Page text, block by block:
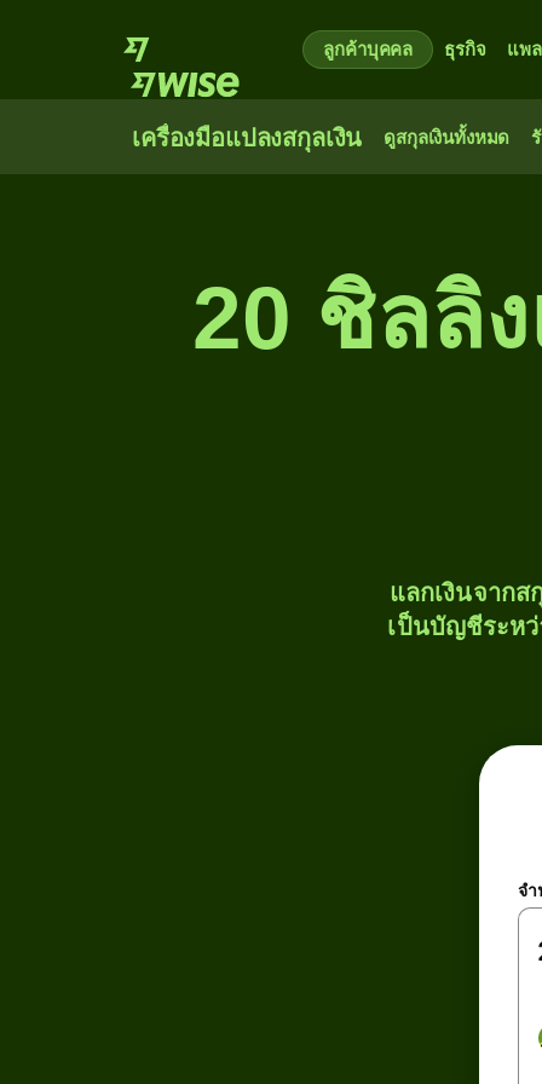
ลูกค้าบุคคล ธุรกิจ แพ
เครื่องมือแปลงสกุลเงิน ดูสกุลเงินทั้งหมด
20 ชิลลิ
แลกเงินจากส
เป็นบัญชีระหว่
จ